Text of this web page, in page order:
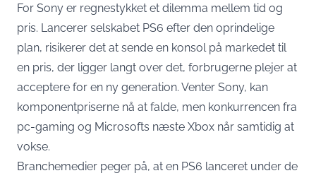
For Sony er regnestykket et dilemma mellem tid og
pris. Lancerer selskabet PS6 efter den oprindelige
plan, risikerer det at sende en konsol på markedet til
en pris, der ligger langt over det, forbrugerne plejer at
acceptere for en ny generation. Venter Sony, kan
komponentpriserne nå at falde, men konkurrencen fra
pc-gaming og Microsofts næste Xbox når samtidig at
vokse.
Branchemedier peger på, at en PS6 lanceret under de